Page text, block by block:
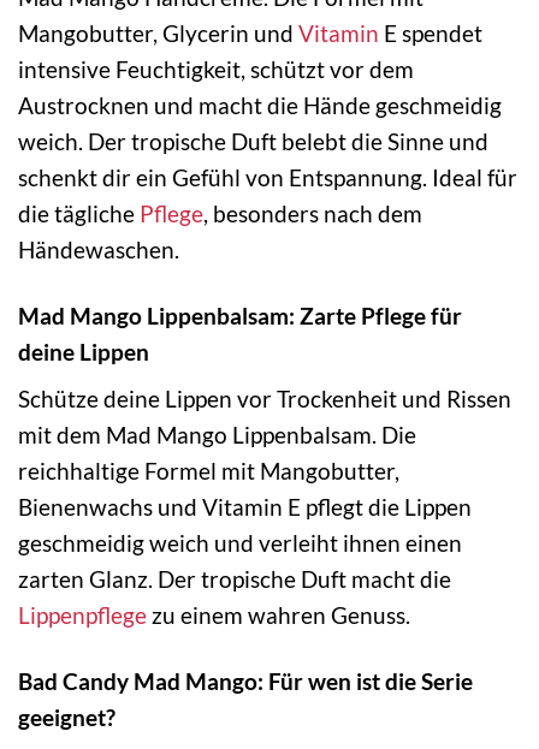
Mangobutter, Glycerin und Vitamin E spendet
intensive Feuchtigkeit, schützt vor dem
Austrocknen und macht die Hände geschmeidig
weich. Der tropische Duft belebt die Sinne und
schenkt dir ein Gefühl von Entspannung. Ideal für
die tägliche Pflege, besonders nach dem
Händewaschen.
Mad Mango Lippenbalsam: Zarte Pflege für
deine Lippen
Schütze deine Lippen vor Trockenheit und Rissen
mit dem Mad Mango Lippenbalsam. Die
reichhaltige Formel mit Mangobutter,
Bienenwachs und Vitamin E pflegt die Lippen
geschmeidig weich und verleiht ihnen einen
zarten Glanz. Der tropische Duft macht die
Lippenpflege zu einem wahren Genuss.
Bad Candy Mad Mango: Für wen ist die Serie
geeignet?